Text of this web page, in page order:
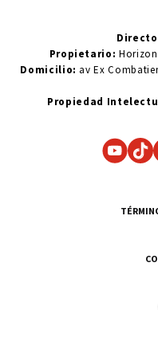
Propietario:
Domicilio: av Ex
Propiedad